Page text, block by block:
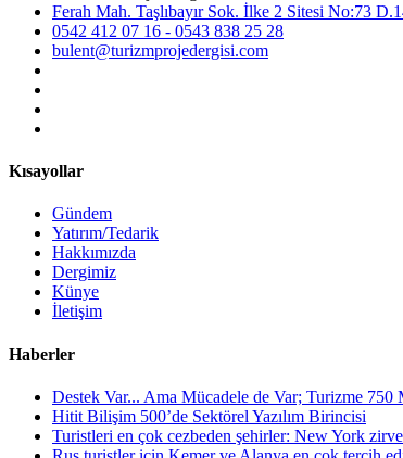
Ferah Mah. Taşlıbayır Sok. İlke 2 Sitesi No:73
0542 412 07 16 - 0543 838 25 28
bulent@turizmprojedergisi.com
Kısayollar
Gündem
Yatırım/Tedarik
Hakkımızda
Dergimiz
Künye
İletişim
Haberler
Destek Var... Ama Mücadele de Var; Turizme
Hitit Bilişim 500’de Sektörel Yazılım Birincisi
Turistleri en çok cezbeden şehirler: New York